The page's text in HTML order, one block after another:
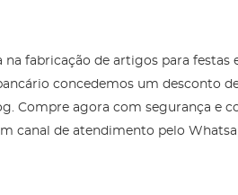
fabricação de artigos para festas
concedemos um desconto de
Compre agora com segurança e
canal de atendimento pelo